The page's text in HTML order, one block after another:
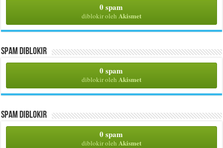
0 spam
diblokir oleh Akismet
Spam Diblokir
0 spam
diblokir oleh Akismet
Spam Diblokir
0 spam
diblokir oleh Akismet